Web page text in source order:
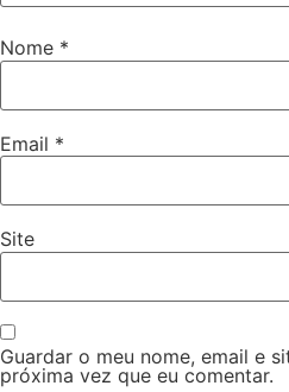
Nome *
Email *
Site
Guardar o meu nome, email e
próxima vez que eu comentar.